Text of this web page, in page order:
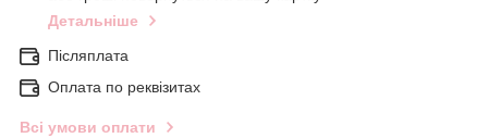
Детальніше
Післяплата
Оплата по реквізитах
Всі умови оплати